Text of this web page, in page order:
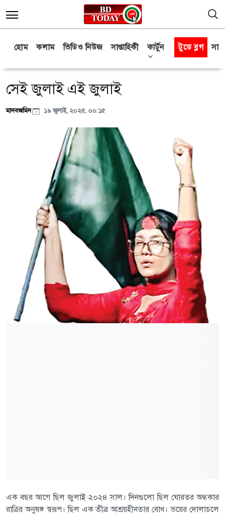
হোম কলাম ভিডিও নিউজ সাপ্তাহিকী কার্টুন টুডে ব্লগ
সেই জুলাই এই জুলাই
মানবজমিন ১৯ জুলাই, ২০২৫, ০০:১৫
এক বছর আগে ছিল জুলাই ২০২৪ সাল। দিনগুলো ছিল ঘোরতর অন্ধকার
রাত্রির অনুষঙ্গ স্বরূপ। ছিল এক তীব্র আশ্রয়হীনতার বোধ। ভয়ের দোলাচলে